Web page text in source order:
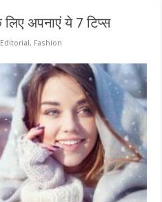
लिए अपनाएं ये 7 टिप्स
Editorial, Fashion